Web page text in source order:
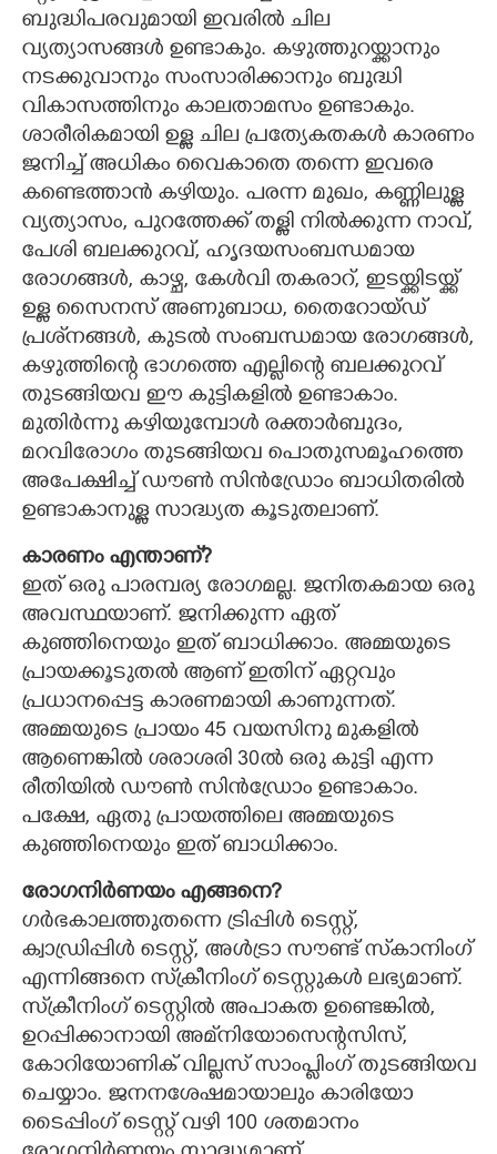
ബുദ്ധിപരവുമായി ഇവരില്‍ ചില
വ്യത്യാസങ്ങള്‍ ഉണ്ടാകും. കഴുത്തുറയ്ക്കാനും
നടക്കുവാനും സംസാരിക്കാനും ബുദ്ധി
വികാസത്തിനും കാലതാമസം ഉണ്ടാകും.
ശാരീരികമായി ഉള്ള ചില പ്രത്യേകതകള്‍ കാരണം
ജനിച്ച് അധികം വൈകാതെ തന്നെ ഇവരെ
കണ്ടെത്താന്‍ കഴിയും. പരന്ന മുഖം, കണ്ണിലുള്ള
വ്യത്യാസം, പുറത്തേക്ക് തള്ളി നില്‍ക്കുന്ന നാവ്,
പേശി ബലക്കുറവ്, ഹൃദയസംബന്ധമായ
രോഗങ്ങള്‍, കാഴ്ച, കേള്‍വി തകരാറ്, ഇടയ്ക്കിടയ്ക്ക്
ഉള്ള സൈനസ് അണുബാധ, തൈറോയ്ഡ്
പ്രശ്‌നങ്ങള്‍, കുടല്‍ സംബന്ധമായ രോഗങ്ങള്‍,
കഴുത്തിന്റെ ഭാഗത്തെ എല്ലിന്റെ ബലക്കുറവ്
തുടങ്ങിയവ ഈ കുട്ടികളില്‍ ഉണ്ടാകാം.
മുതിര്‍ന്നു കഴിയുമ്പോള്‍ രക്താര്‍ബുദം,
മറവിരോഗം തുടങ്ങിയവ പൊതുസമൂഹത്തെ
അപേക്ഷിച്ച് ഡൗണ്‍ സിന്‍ഡ്രോം ബാധിതരില്‍
ഉണ്ടാകാനുള്ള സാദ്ധ്യത കൂടുതലാണ്.
കാരണം എന്താണ്?
ഇത് ഒരു പാരമ്പര്യ രോഗമല്ല. ജനിതകമായ ഒരു
അവസ്ഥയാണ്. ജനിക്കുന്ന ഏത്
കുഞ്ഞിനെയും ഇത് ബാധിക്കാം. അമ്മയുടെ
പ്രായക്കൂടുതല്‍ ആണ് ഇതിന് ഏറ്റവും
പ്രധാനപ്പെട്ട കാരണമായി കാണുന്നത്.
അമ്മയുടെ പ്രായം 45 വയസിനു മുകളില്‍
ആണെങ്കില്‍ ശരാശരി 30ല്‍ ഒരു കുട്ടി എന്ന
രീതിയില്‍ ഡൗണ്‍ സിന്‍ഡ്രോം ഉണ്ടാകാം.
പക്ഷേ, ഏതു പ്രായത്തിലെ അമ്മയുടെ
കുഞ്ഞിനെയും ഇത് ബാധിക്കാം.
രോഗനിര്‍ണയം എങ്ങനെ?
ഗര്‍ഭകാലത്തുതന്നെ ട്രിപ്പിള്‍ ടെസ്റ്റ്,
ക്വാഡ്രിപ്പിള്‍ ടെസ്റ്റ്, അള്‍ട്രാ സൗണ്ട് സ്‌കാനിംഗ്
എന്നിങ്ങനെ സ്‌ക്രീനിംഗ് ടെസ്റ്റുകള്‍ ലഭ്യമാണ്.
സ്‌ക്രീനിംഗ് ടെസ്റ്റില്‍ അപാകത ഉണ്ടെങ്കില്‍,
ഉറപ്പിക്കാനായി അമ്‌നിയോസെന്റസിസ്,
കോറിയോണിക് വില്ലസ് സാംപ്ലിംഗ് തുടങ്ങിയവ
ചെയ്യാം. ജനനശേഷമായാലും കാരിയോ
ടൈപ്പിംഗ് ടെസ്റ്റ് വഴി 100 ശതമാനം